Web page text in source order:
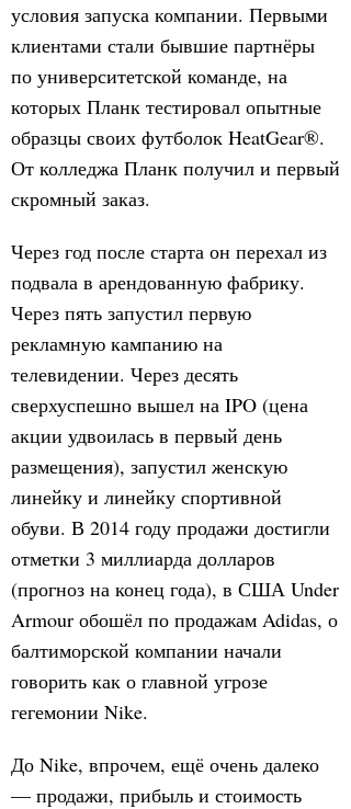
условия запуска компании. Первыми
клиентами стали бывшие партнёры
по университетской команде, на
которых Планк тестировал опытные
образцы своих футболок HeatGear®.
От колледжа Планк получил и первый
скромный заказ.
Через год после старта он перехал из
подвала в арендованную фабрику.
Через пять запустил первую
рекламную кампанию на
телевидении. Через десять
сверхуспешно вышел на IPO (цена
акции удвоилась в первый день
размещения), запустил женскую
линейку и линейку спортивной
обуви. В 2014 году продажи достигли
отметки 3 миллиарда долларов
(прогноз на конец года), в США Under
Armour обошёл по продажам Adidas, о
балтиморской компании начали
говорить как о главной угрозе
гегемонии Nike.
До Nike, впрочем, ещё очень далеко
— продажи, прибыль и стоимость